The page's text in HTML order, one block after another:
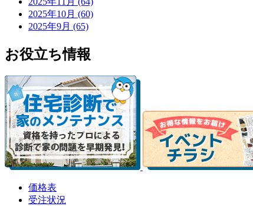
2025年10月 (60)
2025年9月 (65)
お役立ち情報
価格表
受注状況